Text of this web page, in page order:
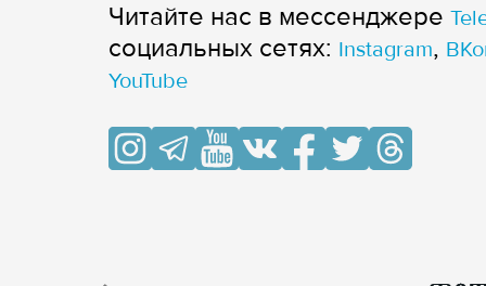
Читайте нас в мессенджере
cоциальных сетях: Instagram,
YouTube